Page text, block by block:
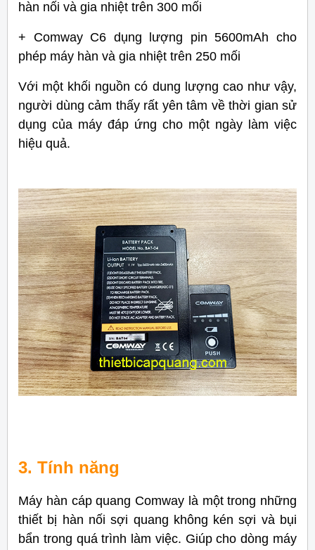
hàn nối và gia nhiệt trên 300 mối
+ Comway C6 dụng lượng pin 5600mAh cho
phép máy hàn và gia nhiệt trên 250 mối
Với một khối nguồn có dung lượng cao như vậy,
người dùng cảm thấy rất yên tâm về thời gian sử
dụng của máy đáp ứng cho một ngày làm việc
hiệu quả.
3. Tính năng
Máy hàn cáp quang Comway là một trong những
thiết bị hàn nối sợi quang không kén sợi và bụi
bẩn trong quá trình làm việc. Giúp cho dòng máy